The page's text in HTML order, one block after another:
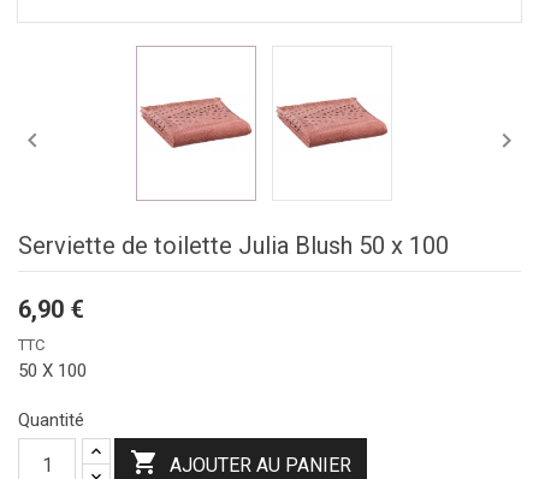
 
Serviette de toilette Julia Blush 50 x 100
6,90 €
TTC
50 X 100
Quantité
 AJOUTER AU PANIER